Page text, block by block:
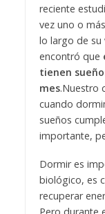
reciente
vez uno o
lo largo de su
encontró que
tienen
mes.Nuestro
cuando
sueños
importante,
Dormir es
biológico, es
recuperar
Pero durante